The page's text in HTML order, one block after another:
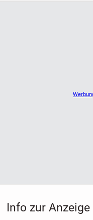
Info zur Anzeige